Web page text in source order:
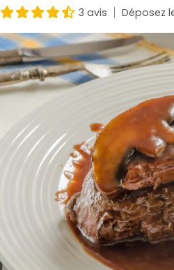
3 avis Déposez